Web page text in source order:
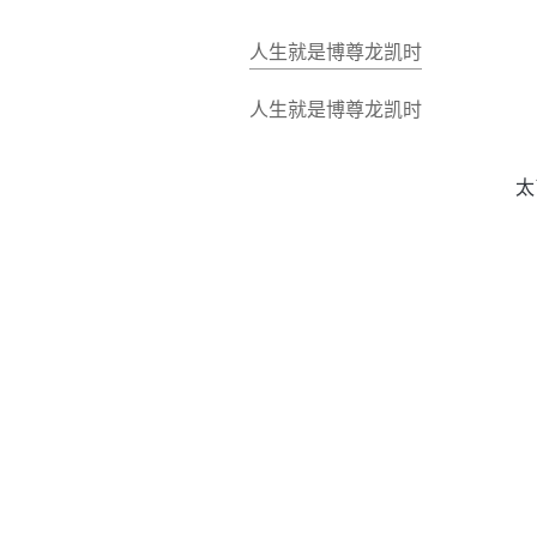
人生就是博尊龙凯时
人生就是博尊龙凯时